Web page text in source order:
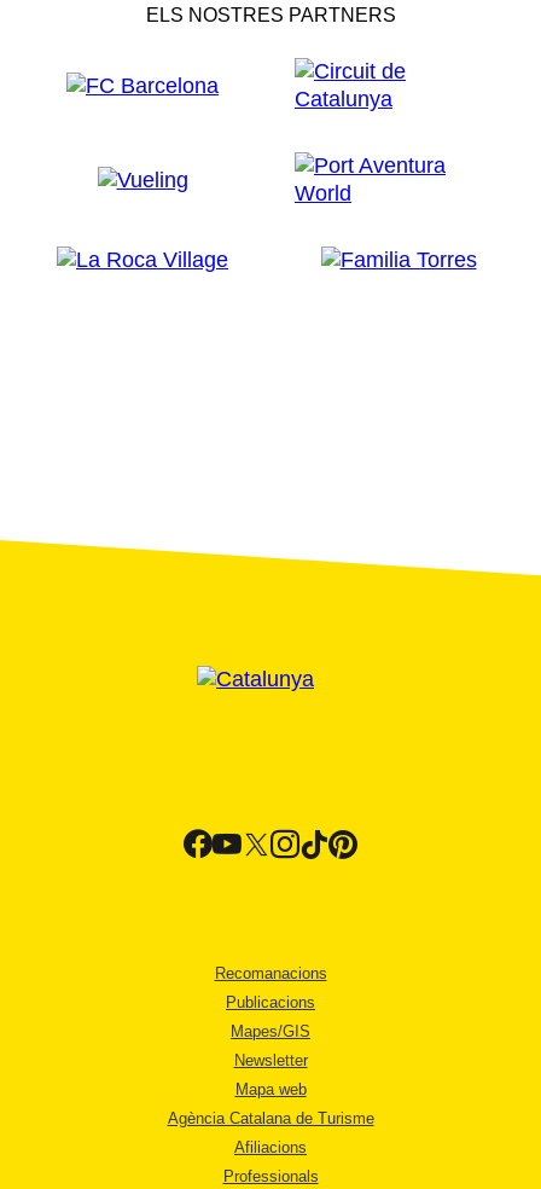
ELS NOSTRES PARTNERS
Recomanacions
Publicacions
Mapes/GIS
Newsletter
Mapa web
Agència Catalana de Turisme
Afiliacions
Professionals